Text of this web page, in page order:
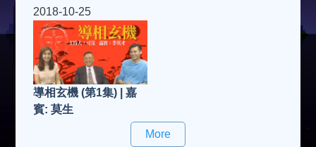
2018-10-25
導相玄機 (第1集) | 嘉
賓: 莫生
More